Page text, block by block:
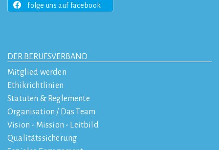
folge uns auf facebook
DER BERUFSVERBAND
Mitglied werden
Ethikrichtlinien
Statuten & Reglemente
Organisation / Das Team
Vision - Mission - Leitbild
Qualitätssicherung